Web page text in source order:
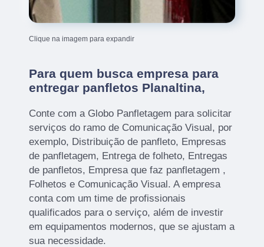
Clique na imagem para expandir
Para quem busca empresa para
entregar panfletos Planaltina,
Conte com a Globo Panfletagem para solicitar
serviços do ramo de Comunicação Visual, por
exemplo, Distribuição de panfleto, Empresas
de panfletagem, Entrega de folheto, Entregas
de panfletos, Empresa que faz panfletagem ,
Folhetos e Comunicação Visual. A empresa
conta com um time de profissionais
qualificados para o serviço, além de investir
em equipamentos modernos, que se ajustam a
sua necessidade.